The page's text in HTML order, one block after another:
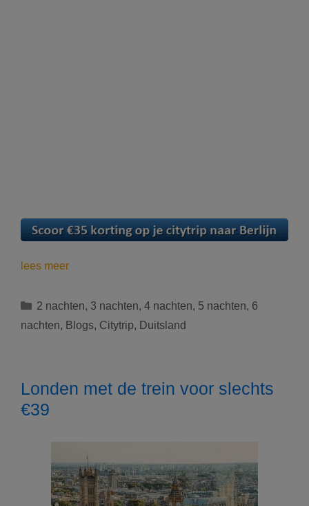
lees meerTop
Berlijn
Categorieën
2 nachten, 3 nachten, 4 nachten, 5 nachten, 6
nachten, Blogs, Citytrip, Duitsland
Londen met de trein voor slechts
€39